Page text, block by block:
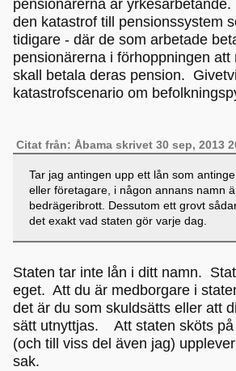
pensionärerna är
den katastrof till pensionssystem
tidigare - där de som arbetade
pensionärerna i förhoppningen att
skall betala deras pension.
katastrofscenario om
Citat från: Åbama skrivet 30 sep, 2013
Tar jag antingen upp ett lån som
eller företagare, i någon annans namn
bedrägeribrott. Dessutom ett grovt
det exakt vad staten gör varje dag.
Staten tar inte lån i ditt namn.
eget. Att du är medborgare i
det är du som skuldsätts eller att
sätt utnyttjas. Att staten sköts på
(och till viss del även jag)
sak.